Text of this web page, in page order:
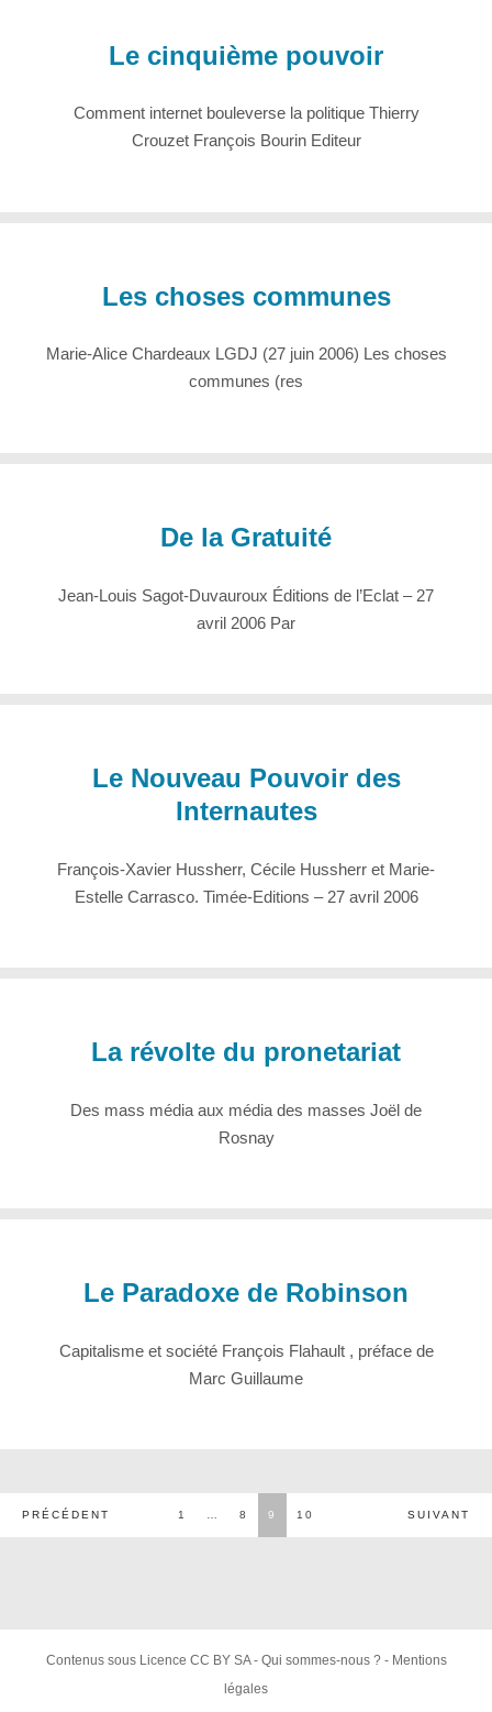
Le cinquième pouvoir
Comment internet bouleverse la politique Thierry
Crouzet François Bourin Editeur
Les choses communes
Marie-Alice Chardeaux LGDJ (27 juin 2006) Les choses
communes (res
De la Gratuité
Jean-Louis Sagot-Duvauroux Éditions de l’Eclat – 27
avril 2006 Par
Le Nouveau Pouvoir des
Internautes
François-Xavier Hussherr, Cécile Hussherr et Marie-
Estelle Carrasco. Timée-Editions – 27 avril 2006
La révolte du pronetariat
Des mass média aux média des masses Joël de
Rosnay
Le Paradoxe de Robinson
Capitalisme et société François Flahault , préface de
Marc Guillaume
Pagination
PRÉCÉDENT 1 … 8 9 10 SUIVANT
Contenus sous Licence CC BY SA- Qui sommes-nous ?- Mentions
légales